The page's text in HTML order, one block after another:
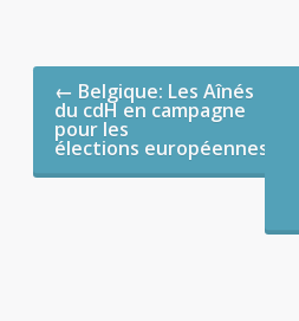
Post navigation
← Belgique: Les Aînés
du cdH en campagne
pour les
élections européennes